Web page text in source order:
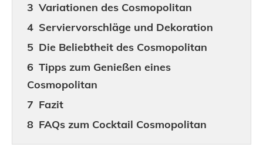
Variationen des Cosmopolitan
Serviervorschläge und Dekoration
Die Beliebtheit des Cosmopolitan
Tipps zum Genießen eines
Cosmopolitan
Fazit
FAQs zum Cocktail Cosmopolitan